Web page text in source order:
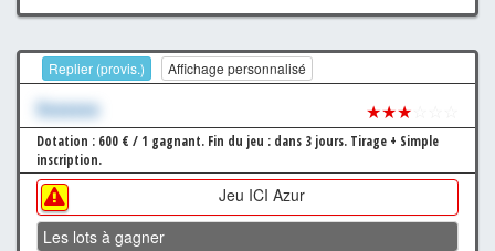
Replier (provis.) Affichage personnalisé
Xxxxxxx ★★★
Dotation : 600 € / 1 gagnant. Fin du jeu : dans 3 jours. Tirage + Simple
inscription.
Jeu ICI Azur
Les lots à gagner